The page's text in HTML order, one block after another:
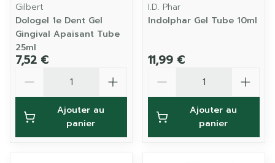
Gilbert
Dologel 1e Dent Gel
Gingival Apaisant Tube
25ml
7,52 €
Ajouter au
panier
I.D. Phar
Indolphar Gel Tube 10ml
11,99 €
Ajouter au
panier